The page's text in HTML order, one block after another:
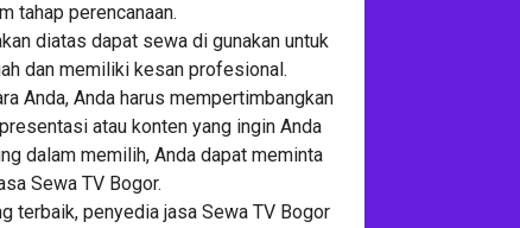
tahap perencanaan.
diatas dapat sewa di gunakan untuk
dan memiliki kesan profesional.
Anda, Anda harus mempertimbangkan
atau konten yang ingin Anda
dalam memilih, Anda dapat meminta
Sewa TV Bogor.
terbaik, penyedia jasa Sewa TV Bogor